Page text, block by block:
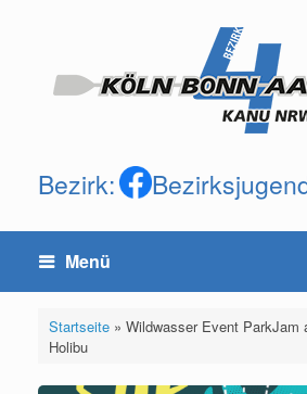
Bezirk:
Menü
Startseite» Wildwasser Event ParkJam
Holibu